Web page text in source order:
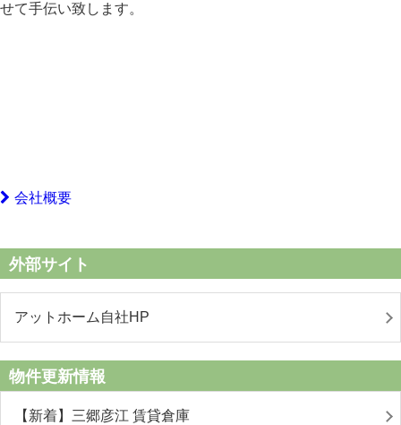
せて手伝い致します。
会社概要
外部サイト
アットホーム自社HP
物件更新情報
【新着】三郷彦江 賃貸倉庫